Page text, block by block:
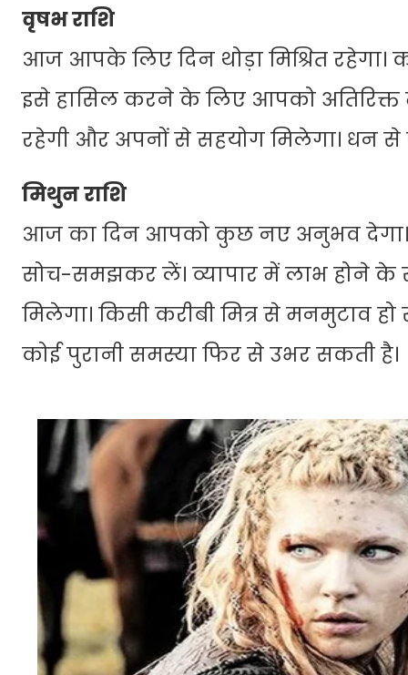
वृषभ राशि
आज आपके लिए दिन थोड़ा मिश्रित
इसे हासिल करने के लिए आपको अतिरिक्त
रहेगी और अपनों से सहयोग मिलेगा। धन
मिथुन राशि
आज का दिन आपको कुछ नए अनुभव देगा।
सोच-समझकर लें। व्यापार में लाभ होने के
मिलेगा। किसी करीबी मित्र से
कोई पुरानी समस्या फिर से उभर सकती है।